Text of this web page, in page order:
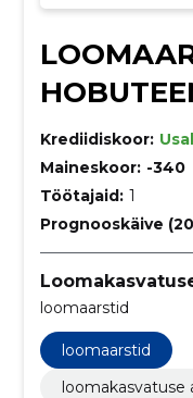
Krediidiskoor:
Maineskoor: -340
Töötajaid: 1
Prognooskäive
loomaarstid
loomaarstid
loomakasvatuse